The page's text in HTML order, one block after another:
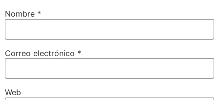
Nombre *
Correo electrónico *
Web